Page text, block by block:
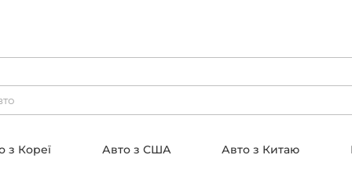
з Кореї Авто з США Авто з Китаю